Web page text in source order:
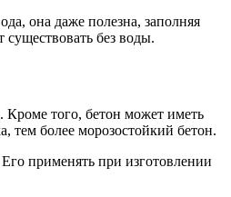
она даже полезна, заполняя
без воды.
Кроме того, бетон может иметь
тем более морозостойкий бетон.
применять при изготовлении